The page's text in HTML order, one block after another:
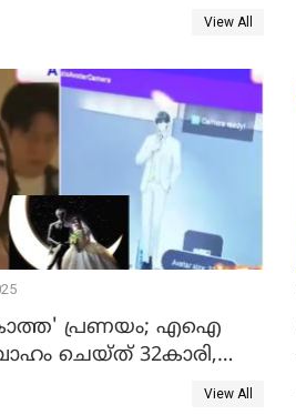
View All
പ്രണയം; എഐ
ചെയ്ത് 32കാരി,
നടത്തിയത് ക്ലോസ്View All